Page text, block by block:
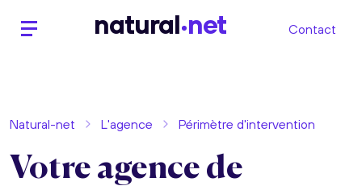
natural net Contact
Natural-net L'agence Périmètre d'intervention
Votre agence de